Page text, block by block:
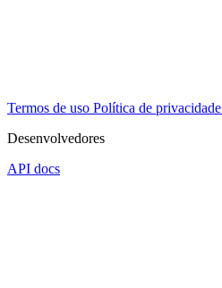
Termos de uso Política de privacidade
Desenvolvedores
API docs